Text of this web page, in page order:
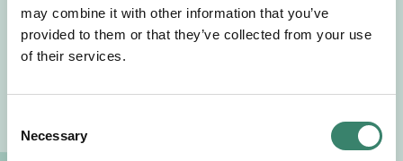
may combine it with other information that you’ve
provided to them or that they’ve collected from your use
of their services.
Necessary
+46
E-post
och